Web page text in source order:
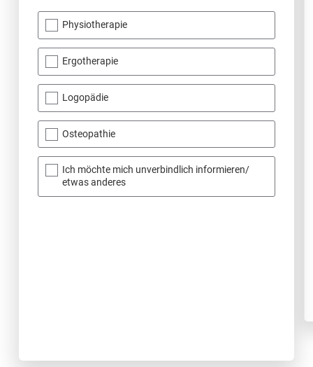
Physiotherapie
Ergotherapie
Logopädie
Osteopathie
Ich möchte mich unverbindlich informieren/
etwas anderes